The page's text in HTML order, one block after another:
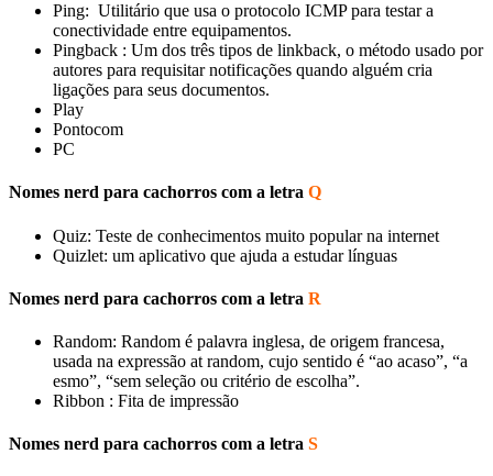
Ping: Utilitário que usa o protocolo ICMP para testar a
conectividade entre equipamentos.
Pingback : Um dos três tipos de linkback, o método usado por
autores para requisitar notificações quando alguém cria
ligações para seus documentos.
Play
Pontocom
PC
Nomes nerd para cachorros com a letra Q
Quiz: Teste de conhecimentos muito popular na internet
Quizlet: um aplicativo que ajuda a estudar línguas
Nomes nerd para cachorros com a letra R
Random: Random é palavra inglesa, de origem francesa,
usada na expressão at random, cujo sentido é “ao acaso”, “a
esmo”, “sem seleção ou critério de escolha”.
Ribbon : Fita de impressão
Nomes nerd para cachorros com a letra S